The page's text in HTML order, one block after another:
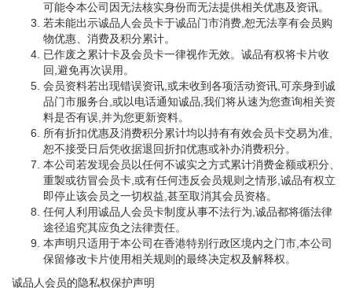
可能令本公司因无法核实身份而无法提供相关优惠及资讯。
若未能出示诚品人会员卡于诚品门市消费,恕无法享有会员购
物优惠、消费及积分累计。
已作废之累计卡及会员卡一律视作无效。诚品有权将卡片收
回,避免再次误用。
会员资料若出现错误资讯,或未收到各项活动资讯,可亲身到诚
品门市服务台,或以电话通知诚品,我们将从速为您查询相关资
料是否有误,并为您更新资料。
所有折扣优惠及消费积分累计均以持有有效会员卡交易为准,
恕不接受日后凭收据退回折扣优惠或补办消费积分。
本公司若发现会员以任何不诚实之方式累计消费金额或积分、
重製或彷冒会员卡,或有任何违反会员规则之情形,诚品有权立
即停止该会员之一切权益,甚至取消其会员资格。
任何人利用诚品人会员卡制度从事不法行为,诚品都将循法律
途径追究其应负之法律责任。
本声明只适用于本公司在香港特别行政区境内之门市,本公司
保留修改卡片使用相关规则的最终决定权及解释权。
诚品人会员的隐私权保护声明